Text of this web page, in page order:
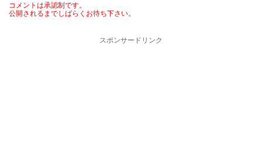
コメントは承認制です。
公開されるまでしばらくお待ち下さい。
スポンサードリンク